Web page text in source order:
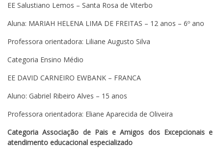
EE Salustiano Lemos – Santa Rosa de Viterbo
Aluna: MARIAH HELENA LIMA DE FREITAS – 12 anos – 6º ano
Professora orientadora: Liliane Augusto Silva
Categoria Ensino Médio
EE DAVID CARNEIRO EWBANK – FRANCA
Aluno: Gabriel Ribeiro Alves – 15 anos
Professora orientadora: Eliane Aparecida de Oliveira
Categoria Associação de Pais e Amigos dos Excepcionais e
atendimento educacional especializado